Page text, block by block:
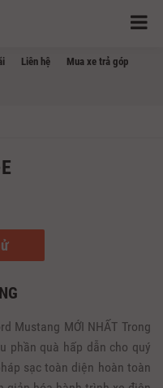
Liên hệ Mua xe trả góp
Mustang MỚI NHẤT Trong
phần quà hấp dẫn cho quý
sạc toàn diện hoàn toàn